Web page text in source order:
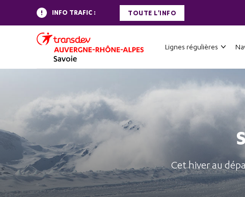
INFO TRAFIC : TOUTE L'INFO
Lignes régulières
Cet hiver au